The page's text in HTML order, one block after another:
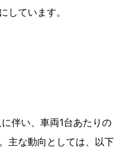
しています。
伴い、車両1台あたりの
主な動向としては、以下